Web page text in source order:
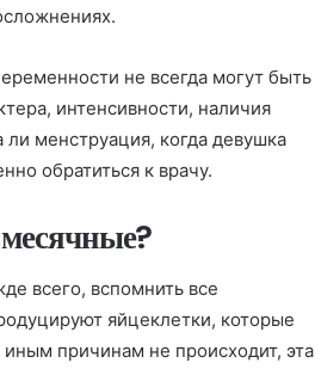
не всегда могут быть
интенсивности, наличия
менструация, когда девушка
обратиться к врачу.
всего, вспомнить все
яйцеклетки, которые
причинам не происходит, эта